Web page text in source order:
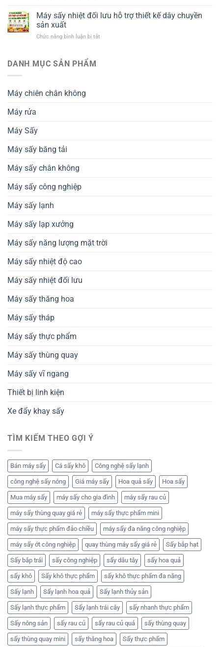
chế
trình
Máy sấy nhiệt đối lưu hỗ trợ thiết kế dây chuyền
sản xuất
Chức năng bình luận bị tắt
DANH MỤC SẢN PHẨM
Máy chiên chân không
Máy rửa
Máy Sấy
Máy sấy băng tải
Máy sấy chân không
Máy sấy công nghiệp
Máy sấy lạnh
Máy sấy lạp xưởng
Máy sấy năng lượng mặt trời
Máy sấy nhiệt độ cao
Máy sấy nhiệt đối lưu
Máy sấy thăng hoa
Máy sấy tháp
Máy sấy thực phẩm
Máy sấy thùng quay
Máy sấy vĩ ngang
Thiết bị linh kiện
Xe đẩy khay sấy
TÌM KIẾM THEO GỢI Ý
Bán máy sấy Cá sấy khô Công nghệ sấy lạnh
công nghệ sấy nóng Giá máy sấy Hoa quả sấy Hoa sấy
Mua máy sấy máy sấy cho gia đình máy sấy rau củ
máy sấy thùng quay giá rẻ máy sấy thực phẩm mini
máy sấy thực phẩm đảo chiều máy sấy đa năng công nghiệp
máy sấy ớt công nghiệp quay thùng máy sấy giá rẻ Sấy bắp hạt
Sấy bắp trái sấy công nghiệp sấy dâu tây sấy hoa quả
sấy khô Sấy khô thực phẩm sấy khô thực phẩm đa năng
Sấy lạnh Sấy lạnh hoa quả Sấy lạnh thủy sản
Sấy lạnh thực phẩm Sấy lạnh trái cây sấy nhanh thực phẩm
Sấy nông sản sấy rau củ sấy rau củ quả sấy thùng quay
sấy thùng quay mini sấy thăng hoa Sấy thực phẩm